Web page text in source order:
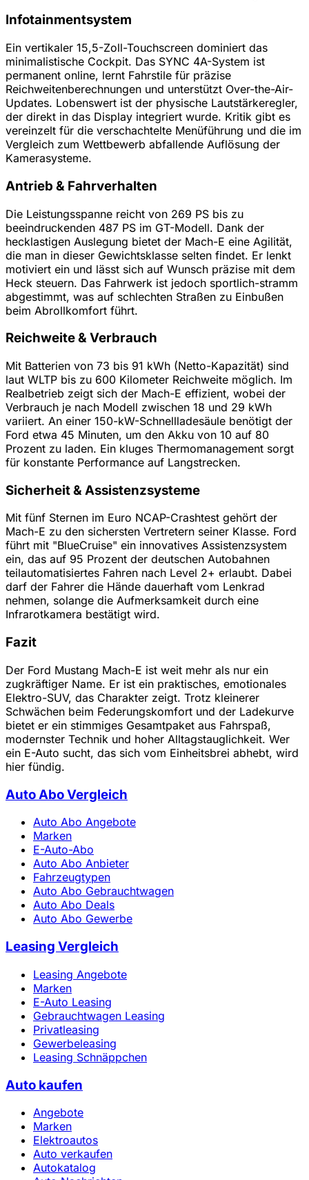
Infotainmentsystem
Ein vertikaler 15,5-Zoll-Touchscreen dominiert das
minimalistische Cockpit. Das SYNC 4A-System ist
permanent online, lernt Fahrstile für präzise
Reichweitenberechnungen und unterstützt Over-the-Air-
Updates. Lobenswert ist der physische Lautstärkeregler,
der direkt in das Display integriert wurde. Kritik gibt es
vereinzelt für die verschachtelte Menüführung und die im
Vergleich zum Wettbewerb abfallende Auflösung der
Kamerasysteme.
Antrieb & Fahrverhalten
Die Leistungsspanne reicht von 269 PS bis zu
beeindruckenden 487 PS im GT-Modell. Dank der
hecklastigen Auslegung bietet der Mach-E eine Agilität,
die man in dieser Gewichtsklasse selten findet. Er lenkt
motiviert ein und lässt sich auf Wunsch präzise mit dem
Heck steuern. Das Fahrwerk ist jedoch sportlich-stramm
abgestimmt, was auf schlechten Straßen zu Einbußen
beim Abrollkomfort führt.
Reichweite & Verbrauch
Mit Batterien von 73 bis 91 kWh (Netto-Kapazität) sind
laut WLTP bis zu 600 Kilometer Reichweite möglich. Im
Realbetrieb zeigt sich der Mach-E effizient, wobei der
Verbrauch je nach Modell zwischen 18 und 29 kWh
variiert. An einer 150-kW-Schnellladesäule benötigt der
Ford etwa 45 Minuten, um den Akku von 10 auf 80
Prozent zu laden. Ein kluges Thermomanagement sorgt
für konstante Performance auf Langstrecken.
Sicherheit & Assistenzsysteme
Mit fünf Sternen im Euro NCAP-Crashtest gehört der
Mach-E zu den sichersten Vertretern seiner Klasse. Ford
führt mit "BlueCruise" ein innovatives Assistenzsystem
ein, das auf 95 Prozent der deutschen Autobahnen
teilautomatisiertes Fahren nach Level 2+ erlaubt. Dabei
darf der Fahrer die Hände dauerhaft vom Lenkrad
nehmen, solange die Aufmerksamkeit durch eine
Infrarotkamera bestätigt wird.
Fazit
Der Ford Mustang Mach-E ist weit mehr als nur ein
zugkräftiger Name. Er ist ein praktisches, emotionales
Elektro-SUV, das Charakter zeigt. Trotz kleinerer
Schwächen beim Federungskomfort und der Ladekurve
bietet er ein stimmiges Gesamtpaket aus Fahrspaß,
modernster Technik und hoher Alltagstauglichkeit. Wer
ein E-Auto sucht, das sich vom Einheitsbrei abhebt, wird
hier fündig.
Auto Abo Vergleich
Auto Abo Angebote
Marken
E-Auto-Abo
Auto Abo Anbieter
Fahrzeugtypen
Auto Abo Gebrauchtwagen
Auto Abo Deals
Auto Abo Gewerbe
Leasing Vergleich
Leasing Angebote
Marken
E-Auto Leasing
Gebrauchtwagen Leasing
Privatleasing
Gewerbeleasing
Leasing Schnäppchen
Auto kaufen
Angebote
Marken
Elektroautos
Auto verkaufen
Autokatalog